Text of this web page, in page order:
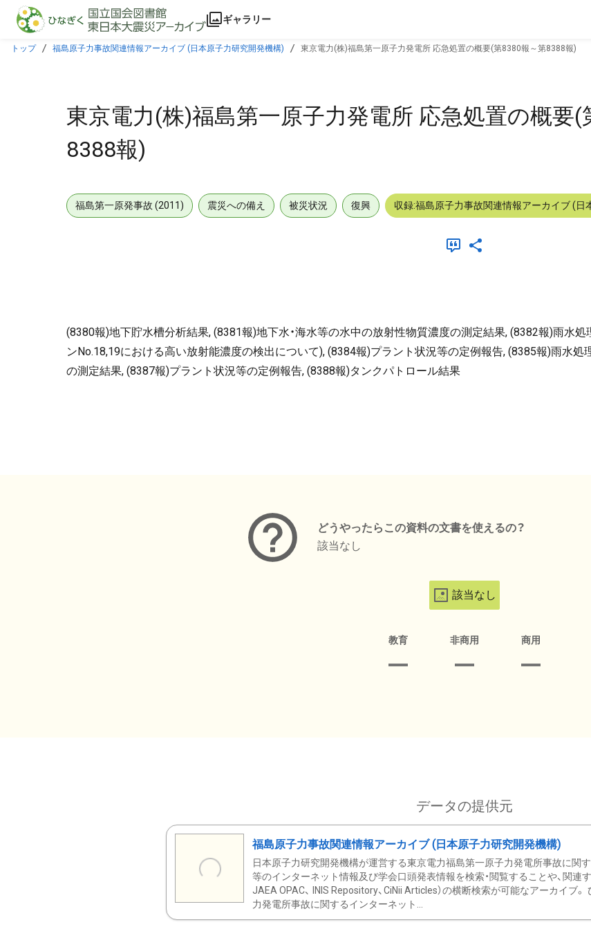
本文に飛ぶ
ギャラリー
トップ 福島原子力事故関連情報アーカイブ (日本原子力研究開発機構) 東京電力(株)福島第一原子力発電所 応急処置の概要(第8380報～第8388報)
東京電力(株)福島第一原子力発電所 応急処置の概要(
8388報)
福島第一原発事故 (2011) 震災への備え 被災状況 復興 収録:福島原子力事故関連情報アーカイブ (日
(8380報)地下貯水槽分析結果, (8381報)地下水・海水等の水中の放射性物質濃度の測定結果, (8382報)雨水
ンNo.18,19における高い放射能濃度の検出について), (8384報)プラント状況等の定例報告, (8385報)雨水処
の測定結果, (8387報)プラント状況等の定例報告, (8388報)タンクパトロール結果
どうやったらこの資料の文書を使えるの？
該当なし
該当なし
教育 非商用 商用
データの提供元
福島原子力事故関連情報アーカイブ (日本原子力研究開発機構)
日本原子力研究開発機構が運営する東京電力福島第一原子力発電所事故に関す
等のインターネット情報及び学会口頭発表情報を検索・閲覧することや、関連
JAEA OPAC、 INIS Repository、CiNii Articles）の横断検索が可能なアーカイブ
力発電所事故に関するインターネット...